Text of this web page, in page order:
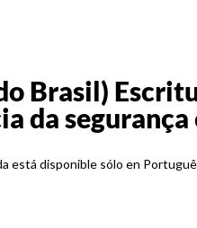
Brasil)
da
está disponible sólo en